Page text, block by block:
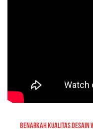
BENARKAH KUALITAS DESAIN